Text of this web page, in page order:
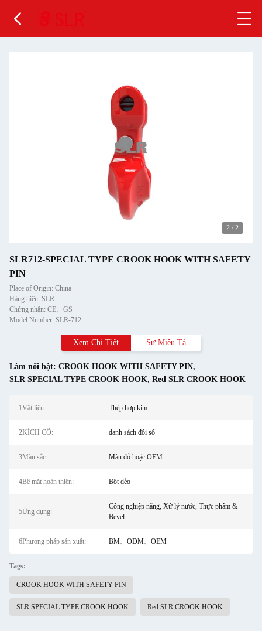
2 / 2
SLR712-SPECIAL TYPE CROOK HOOK WITH SAFETY
PIN
Place of Origin: China
Hàng hiệu: SLR
Chứng nhận: CE、GS
Model Number: SLR-712
Xem Chi Tiết Sự Miêu Tả
Làm nổi bật: CROOK HOOK WITH SAFETY PIN,
SLR SPECIAL TYPE CROOK HOOK, Red SLR CROOK HOOK
1Vật liệu: Thép hợp kim
2KÍCH CỠ: danh sách đối số
3Màu sắc: Màu đỏ hoặc OEM
4Bề mặt hoàn thiện: Bột dẻo
5Ứng dụng:
Công nghiệp nặng, Xử lý nước, Thực phẩm &
Bevel
6Phương pháp sản xuât: BM、ODM、OEM
Tags:
CROOK HOOK WITH SAFETY PIN
SLR SPECIAL TYPE CROOK HOOK Red SLR CROOK HOOK